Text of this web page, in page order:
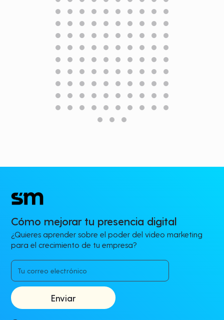
Cómo mejorar tu presencia digital
¿Quieres aprender sobre el poder del video marketing
para el crecimiento de tu empresa?